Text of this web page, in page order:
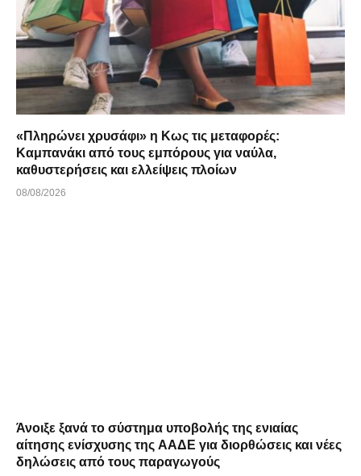
«Πληρώνει χρυσάφι» η Κως τις μεταφορές:
Καμπανάκι από τους εμπόρους για ναύλα,
καθυστερήσεις και ελλείψεις πλοίων
08/08/2026
Άνοιξε ξανά το σύστημα υποβολής της ενιαίας
αίτησης ενίσχυσης της ΑΑΔΕ για διορθώσεις και νέες
δηλώσεις από τους παραγωγούς